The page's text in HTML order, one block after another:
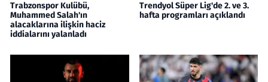
Trabzonspor Kulübü,
Muhammed Salah'ın
alacaklarına ilişkin haciz
iddialarını yalanladı
Trendyol Süper Lig'de 2. ve 3.
hafta programları açıklandı